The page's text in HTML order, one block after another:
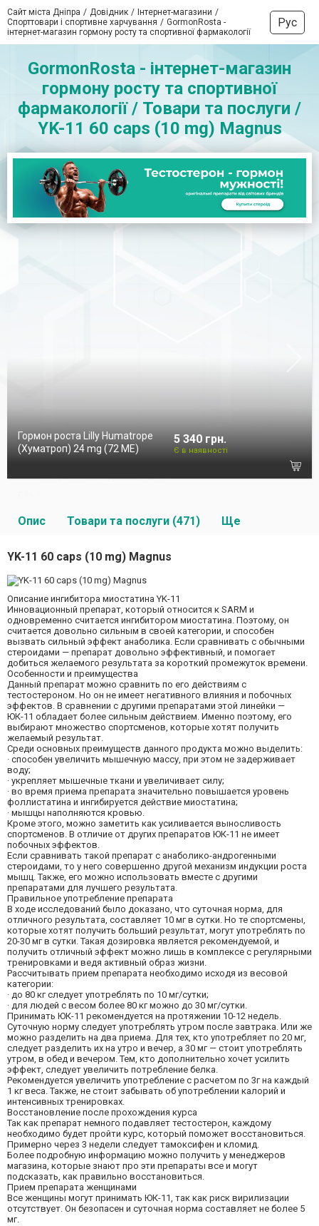
Сайт міста Дніпра Довідник
Інтернет-магазини
Спорттовари і спортивне харчування
GormonRosta -
інтернет-магазин гормону росту та спортивної фармакології
Рус
GormonRosta - інтернет-магазин
гормону росту та спортивної
фармакології / Товари та послуги /
YK-11 60 caps (10 mg) Magnus
Гормон роста Lilly Humatrope
(Хуматроп) 24 mg (72 МЕ)
5 340 грн.
Є в наявності
Опис Товари та послуги (471) Ще
YK-11 60 caps (10 mg) Magnus
Описание ингибитора миостатина YK-11
Инновационный препарат, который относится к SARM и
одновременно считается ингибитором миостатина. Поэтому, он
считается довольно сильным в своей категории, и способен
вызвать сильный эффект анаболика. Если сравнивать с обычными
стероидами — препарат довольно эффективный, и помогает
добиться желаемого результата за короткий промежуток времени.
Особенности и преимущества
Данный препарат можно сравнить по его действиям с
тестостероном. Но он не имеет негативного влияния и побочных
эффектов. В сравнении с другими препаратами этой линейки —
ЮК-11 обладает более сильным действием. Именно поэтому, его
выбирают множество спортсменов, которые хотят получить
желаемый результат.
Среди основных преимуществ данного продукта можно выделить:
· способен увеличить мышечную массу, при этом не задерживает
воду;
· укрепляет мышечные ткани и увеличивает силу;
· во время приема препарата значительно повышается уровень
фоллистатина и ингибируется действие миостатина;
· мышцы наполняются кровью.
Кроме этого, можно заметить как усиливается выносливость
спортсменов. В отличие от других препаратов ЮК-11 не имеет
побочных эффектов.
Если сравнивать такой препарат с анаболико-андрогенными
стероидами, то у него совершенно другой механизм индукции роста
мышц. Также, его можно использовать вместе с другими
препаратами для лучшего результата.
Правильное употребление препарата
В ходе исследований было доказано, что суточная норма, для
отличного результата, составляет 10 мг в сутки. Но те спортсмены,
которые хотят получить больший результат, могут употреблять по
20-30 мг в сутки. Такая дозировка является рекомендуемой, и
получить отличный эффект можно лишь в комплексе с регулярными
тренировками и ведя активный образ жизни.
Рассчитывать прием препарата необходимо исходя из весовой
категории:
· до 80 кг следует употреблять по 10 мг/сутки;
· для людей с весом более 80 кг можно до 30 мг/сутки.
Принимать ЮК-11 рекомендуется на протяжении 10-12 недель.
Суточную норму следует употреблять утром после завтрака. Или же
можно разделить на два приема. Для тех, кто употребляет по 20 мг,
следует разделить их на утро и вечер, а 30 мг — стоит употреблять
утром, в обед и вечером. Тем, кто дополнительно хочет усилить
эффект, следует увеличить потребление белка.
Рекомендуется увеличить употребление с расчетом по 3г на каждый
1 кг веса. Также, не стоит забывать об употреблении калорий и
интенсивных тренировках.
Восстановление после прохождения курса
Так как препарат немного подавляет тестостерон, каждому
необходимо будет пройти курс, который поможет восстановиться.
Примерно через 3 недели следует тамоксифен и кломид.
Более подробную информацию можно получить у менеджеров
магазина, которые знают про эти препараты все и могут
подсказать, как правильно восстановиться.
Прием препарата женщинами
Все женщины могут принимать ЮК-11, так как риск вирилизации
отсутствует. Он безопасен и суточная норма составляет не более 5
мг.